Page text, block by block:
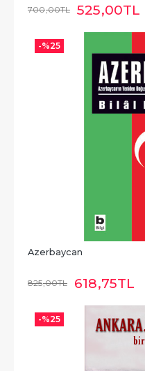
700,00TL 525,00TL
-%25
Azerbaycan
825,00TL 618,75TL
-%25